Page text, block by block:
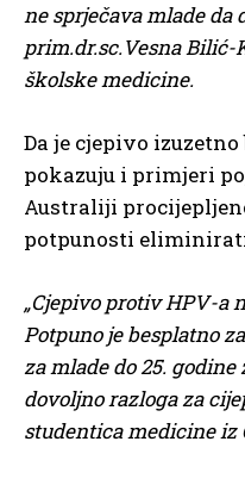
ne sprječava mlade da
prim.dr.sc.Vesna Bilić-
školske medicine.
Da je cjepivo
pokazuju i primjeri
Australiji
potpunosti
„Cjepivo protiv HPV-a
Potpuno je besplatno
za mlade do 25.
dovoljno razloga za
studentica medicine iz